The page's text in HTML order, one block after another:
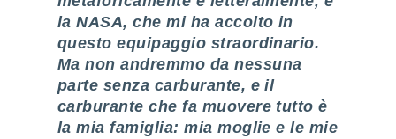
la NASA, che mi ha accolto in
questo equipaggio straordinario.
Ma non andremmo da nessuna
parte senza carburante, e il
carburante che fa muovere tutto è
la mia famiglia: mia moglie e le mie